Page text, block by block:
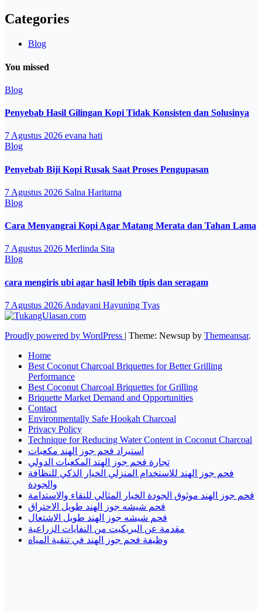
Categories
Blog
You missed
Blog
Penyebab Hasil Gilingan Kopi Tidak Konsisten dan Solusinya
7 Agustus 2026 evana hati
Blog
Penyebab Biji Kopi Rusak Saat Proses Pengupasan
7 Agustus 2026 Salna Haritama
Blog
Cara Menyangrai Kopi Agar Matang Merata dan Tahan Lama
7 Agustus 2026 Merlinda Sita
Blog
cara mengiris ubi agar hasil lebih tipis dan seragam
7 Agustus 2026 Andayani Hayuning Tyas
Proudly powered by WordPress | Theme: Newsup by Themeansar.
Home
Best Coconut Charcoal Briquettes for Better Grilling
Performance
Best Coconut Charcoal Briquettes for Grilling
Briquette Market Demand and Opportunities
Contact
Environmentally Safe Hookah Charcoal
Privacy Policy
Technique for Reducing Water Content in Coconut Charcoal
استيراد فحم جوز الهند مكعبات
تجارة فحم جوز الهند المكعبات الدولي
فحم جوز الهند للاستخدام المنزلي الخيار الذكي للنظافة
والجودة
فحم جوز الهند موثوق الجودة الخيار المثالي للنقاء والاستدامة
فحم شيشه جوز الهند طويل الاحتراق
فحم شيشه جوز الهند طويل الاشتعال
مقدمة عن البريكيت من النفايات الزراعية
وظيفة فحم جوز الهند في تنقية المياه